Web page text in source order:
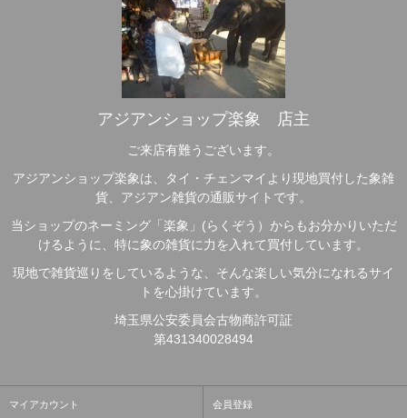
アジアンショップ楽象 店主
ご来店有難うございます。
アジアンショップ楽象は、タイ・チェンマイより現地買付した象雑
貨、アジアン雑貨の通販サイトです。
当ショップのネーミング「楽象」(らくぞう）からもお分かりいただ
けるように、特に象の雑貨に力を入れて買付しています。
現地で雑貨巡りをしているような、そんな楽しい気分になれるサイ
トを心掛けています。
埼玉県公安委員会古物商許可証
第431340028494
マイアカウント 会員登録